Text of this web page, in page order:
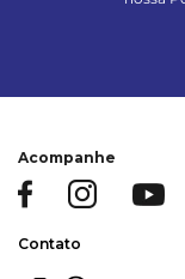
Acompanhe
Contato